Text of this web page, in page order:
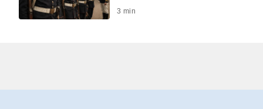
3 min